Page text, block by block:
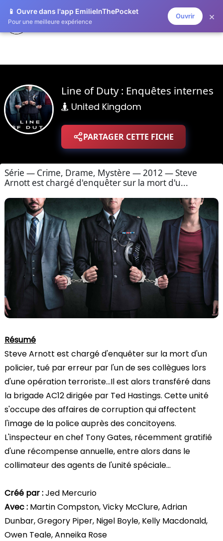
📱 Ouvre dans l'app EmilieInThePocket
Pour une meilleure expérience
Ouvrir ×
ZAPLISTOO
Line of Duty : Enquêtes internes
United Kingdom
PARTAGER CETTE FICHE
Série — Crime, Drame, Mystère — 2012 — Steve
Arnott est chargé d'enquêter sur la mort d'u...
Résumé
Steve Arnott est chargé d'enquêter sur la mort d'un
policier, tué par erreur par l'un de ses collègues lors
d'une opération terroriste...Il est alors transféré dans
la brigade AC12 dirigée par Ted Hastings. Cette unité
s'occupe des affaires de corruption qui affectent
l'image de la police auprès des concitoyens.
L'inspecteur en chef Tony Gates, récemment gratifié
d'une récompense annuelle, entre alors dans le
collimateur des agents de l'unité spéciale...
Créé par :Jed Mercurio
Avec : Martin Compston, Vicky McClure, Adrian
Dunbar, Gregory Piper, Nigel Boyle, Kelly Macdonald,
Owen Teale, Anneika Rose